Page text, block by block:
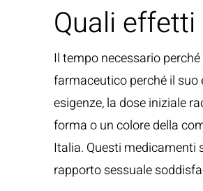
Quali
Il tempo necessario
farmaceutico perché il
esigenze, la dose iniziale
forma o un colore della
Italia. Questi medicamenti
rapporto sessuale